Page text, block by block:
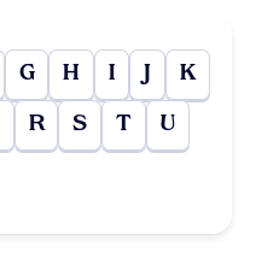
G H I J K
R S T U